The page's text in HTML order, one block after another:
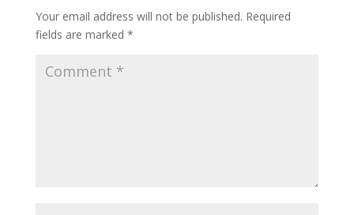
Your email address will not be published. Required
fields are marked *